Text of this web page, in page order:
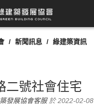
新聞訊息 綠建築資訊
二號社會住宅
發展協會客服於 2022-02-08